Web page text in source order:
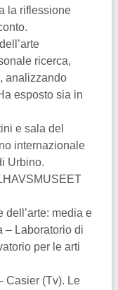
la riflessione
ricerca,
analizzando
esposto sia in
e sala del
internazionale
Urbino.
dell’arte: media e
– Laboratorio di
per le arti
Casier (Tv). Le